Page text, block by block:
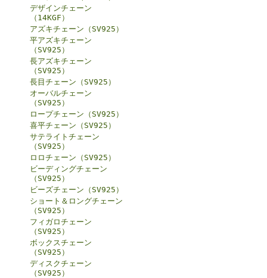
デザインチェーン
（14KGF）
アズキチェーン（SV925）
平アズキチェーン
（SV925）
長アズキチェーン
（SV925）
長目チェーン（SV925）
オーバルチェーン
（SV925）
ロープチェーン（SV925）
喜平チェーン（SV925）
サテライトチェーン
（SV925）
ロロチェーン（SV925）
ビーディングチェーン
（SV925）
ビーズチェーン（SV925）
ショート＆ロングチェーン
（SV925）
フィガロチェーン
（SV925）
ボックスチェーン
（SV925）
ディスクチェーン
（SV925）